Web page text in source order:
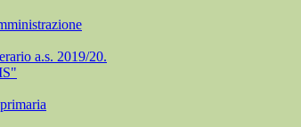
a.s. 2019/20.